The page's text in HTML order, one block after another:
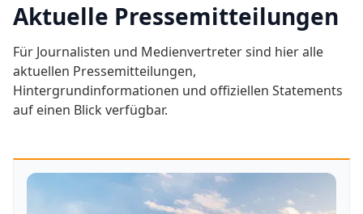
Aktuelle Pressemitteilungen
Für Journalisten und Medienvertreter sind hier alle
aktuellen Pressemitteilungen,
Hintergrundinformationen und offiziellen Statements
auf einen Blick verfügbar.